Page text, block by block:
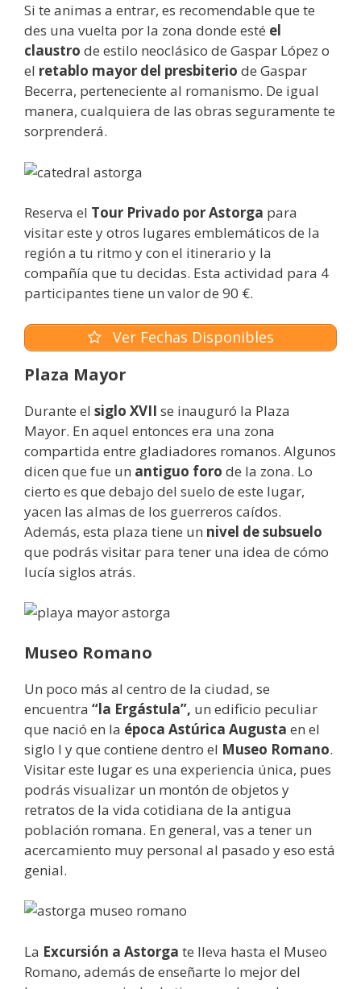
Si te animas a entrar, es recomendable que te
des una vuelta por la zona donde esté el
claustro de estilo neoclásico de Gaspar López o
el retablo mayor del presbiterio de Gaspar
Becerra, perteneciente al romanismo. De igual
manera, cualquiera de las obras seguramente te
sorprenderá.
Reserva el Tour Privado por Astorga para
visitar este y otros lugares emblemáticos de la
región a tu ritmo y con el itinerario y la
compañía que tu decidas. Esta actividad para 4
participantes tiene un valor de 90 €.
Ver Fechas Disponibles
Plaza Mayor
Durante el siglo XVII se inauguró la Plaza
Mayor. En aquel entonces era una zona
compartida entre gladiadores romanos. Algunos
dicen que fue un antiguo foro de la zona. Lo
cierto es que debajo del suelo de este lugar,
yacen las almas de los guerreros caídos.
Además, esta plaza tiene un nivel de subsuelo
que podrás visitar para tener una idea de cómo
lucía siglos atrás.
Museo Romano
Un poco más al centro de la ciudad, se
encuentra “la Ergástula”, un edificio peculiar
que nació en la época Astúrica Augusta en el
siglo I y que contiene dentro el Museo Romano.
Visitar este lugar es una experiencia única, pues
podrás visualizar un montón de objetos y
retratos de la vida cotidiana de la antigua
población romana. En general, vas a tener un
acercamiento muy personal al pasado y eso está
genial.
La Excursión a Astorga te lleva hasta el Museo
Romano, además de enseñarte lo mejor del